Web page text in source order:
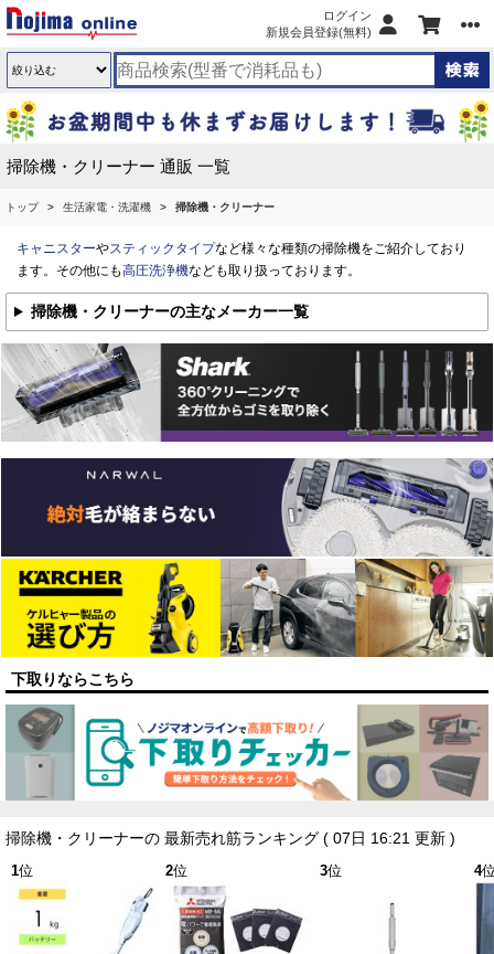
ログイン
新規会員登録(無料)
掃除機・クリーナー 通販 一覧
トップ 生活家電・洗濯機 掃除機・クリーナー
キャニスターやスティックタイプなど様々な種類の掃除機をご紹介しており
ます。その他にも高圧洗浄機なども取り扱っております。
掃除機・クリーナーの主なメーカー一覧
下取りならこちら
掃除機・クリーナーの 最新売れ筋ランキング ( 07日 16:21 更新 )
1位 2位 3位 4